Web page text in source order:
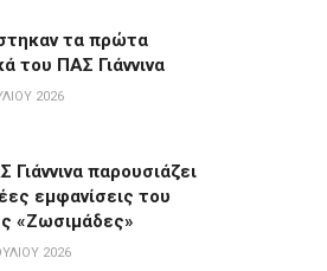
τα πρώτα
του ΠΑΣ Γιάννινα
2026
Γιάννινα παρουσιάζει
εμφανίσεις του
«Ζωσιμάδες»
2026